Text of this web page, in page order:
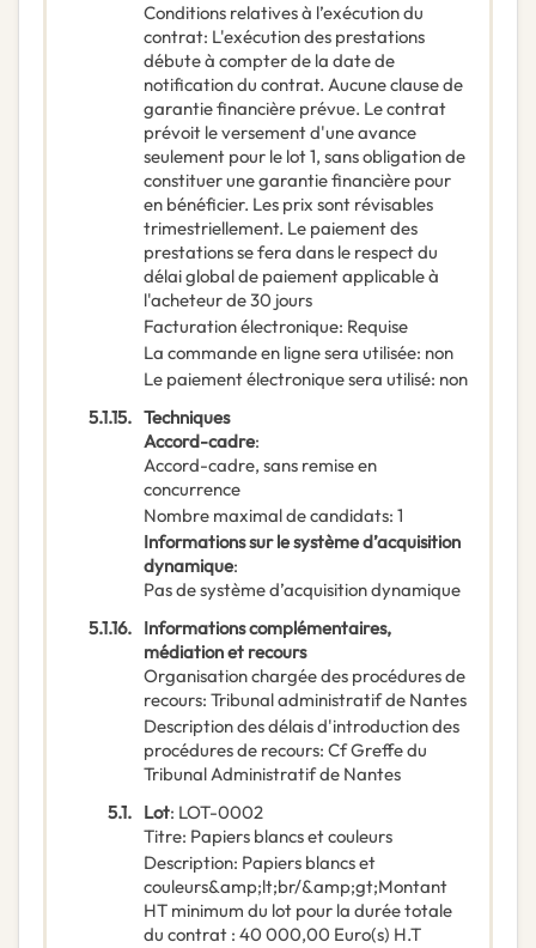
Conditions relatives à l’exécution du
contrat: L'exécution des prestations
débute à compter de la date de
notification du contrat. Aucune clause de
garantie financière prévue. Le contrat
prévoit le versement d'une avance
seulement pour le lot 1, sans obligation de
constituer une garantie financière pour
en bénéficier. Les prix sont révisables
trimestriellement. Le paiement des
prestations se fera dans le respect du
délai global de paiement applicable à
l'acheteur de 30 jours
Facturation électronique: Requise
La commande en ligne sera utilisée: non
Le paiement électronique sera utilisé: non
5.1.15. Techniques
Accord-cadre:
Accord-cadre, sans remise en
concurrence
Nombre maximal de candidats: 1
Informations sur le système d’acquisition
dynamique:
Pas de système d’acquisition dynamique
5.1.16. Informations complémentaires,
médiation et recours
Organisation chargée des procédures de
recours: Tribunal administratif de Nantes
Description des délais d'introduction des
procédures de recours: Cf Greffe du
Tribunal Administratif de Nantes
5.1. Lot: LOT-0002
Titre: Papiers blancs et couleurs
Description: Papiers blancs et
couleurs&amp;lt;br/&amp;gt;Montant
HT minimum du lot pour la durée totale
du contrat : 40 000,00 Euro(s) H.T